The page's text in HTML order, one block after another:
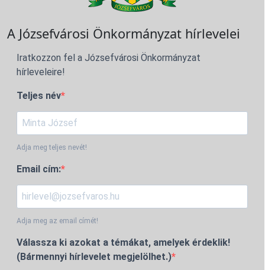
A Józsefvárosi Önkormányzat hírlevelei
Iratkozzon fel a Józsefvárosi Önkormányzat
hírleveleire!
Teljes név
Adja meg teljes nevét!
Email cím:
Adja meg az email címét!
Válassza ki azokat a témákat, amelyek érdeklik!
(Bármennyi hírlevelet megjelölhet.)